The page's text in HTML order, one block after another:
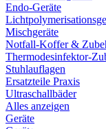
Endo-Geräte
Mischgeräte
Notfall-Koffer &
Thermodesinfektor-
Stuhlauflagen
Ersatzteile Praxis
Ultraschallbäder
Alles anzeigen
Geräte